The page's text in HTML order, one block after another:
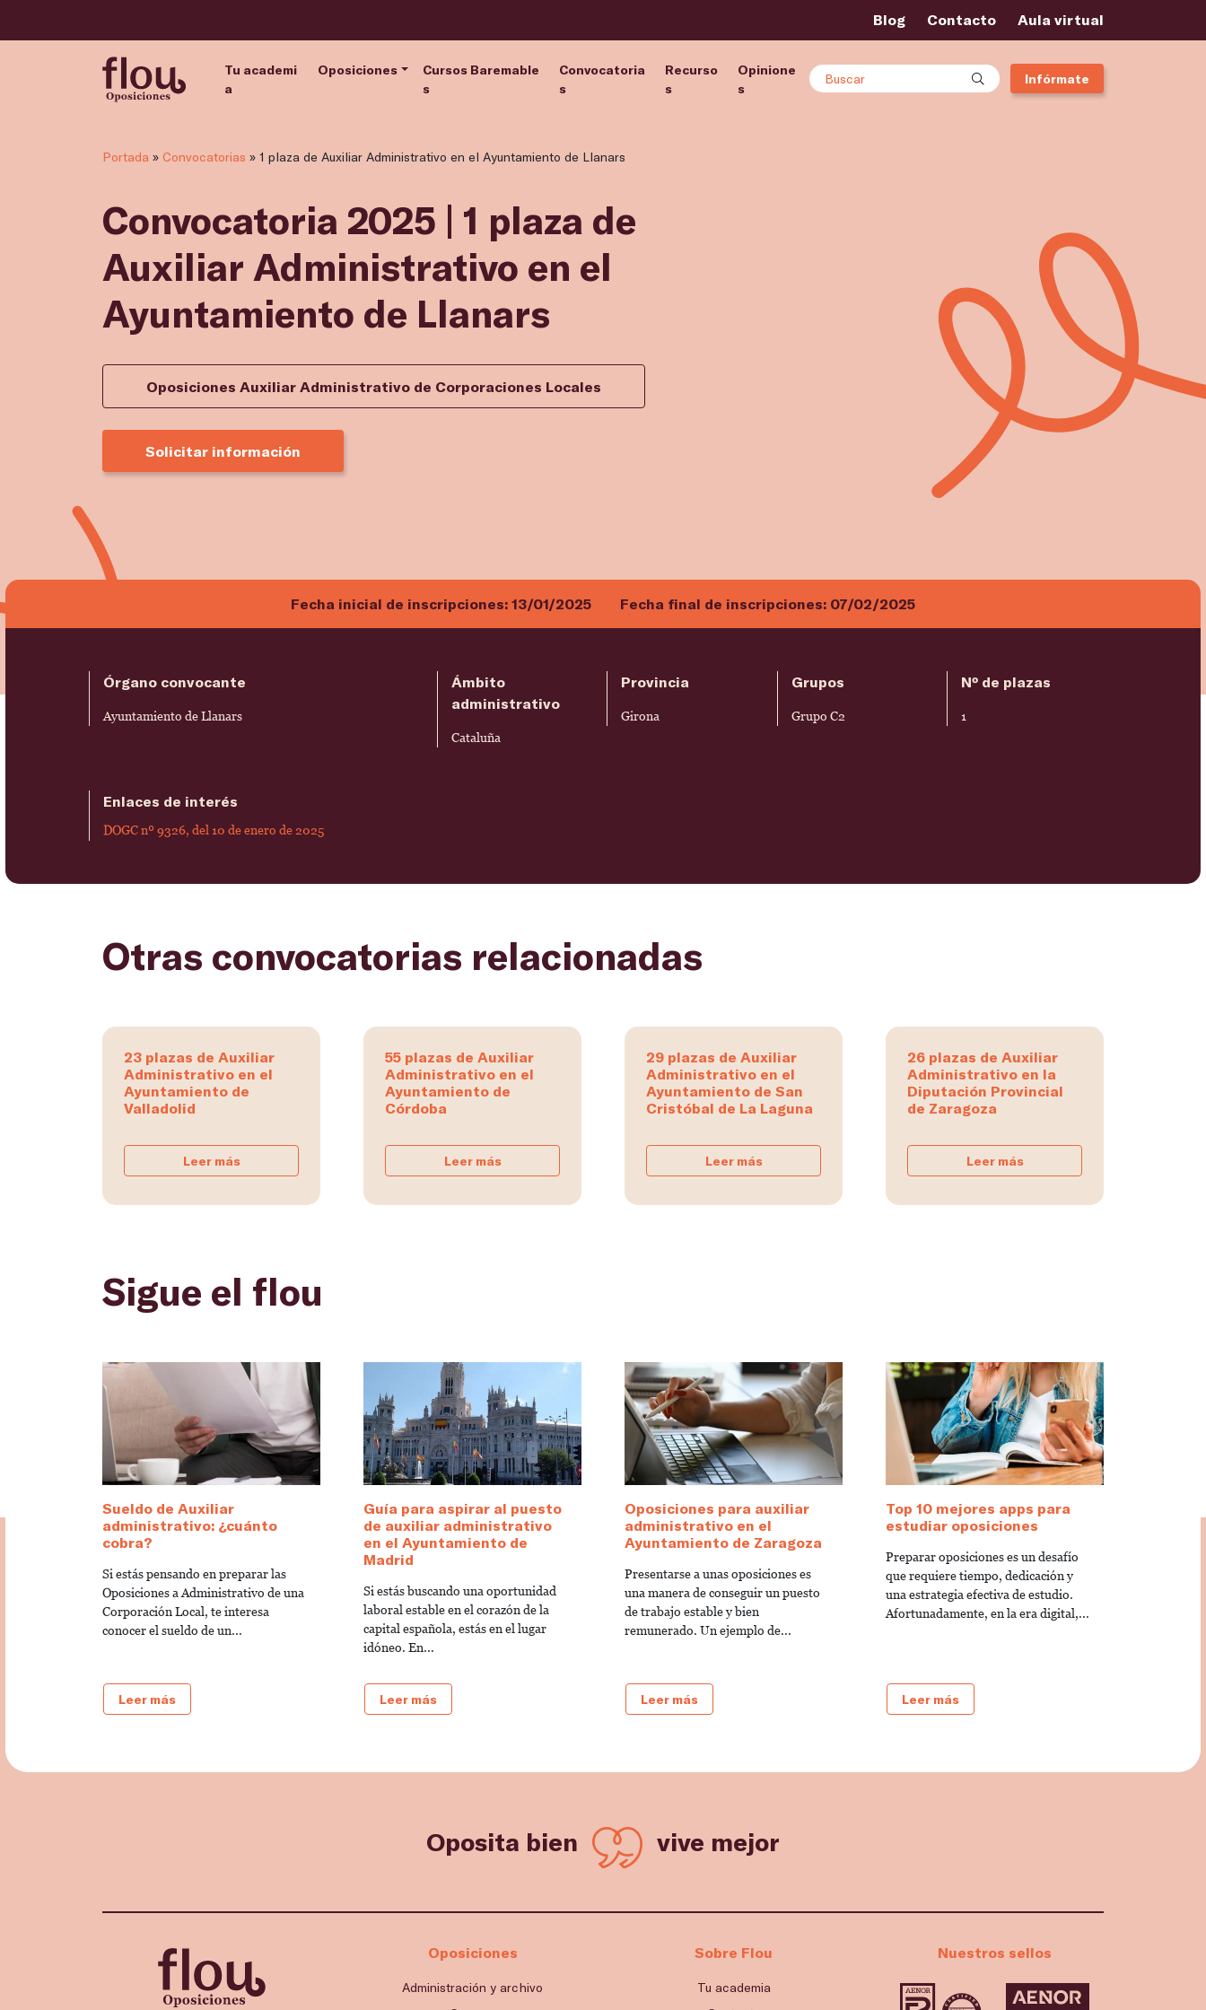
Blog Contacto Aula virtual
Tu academi
a
Oposiciones
Cursos Baremable
s
Convocatoria
s
Recurso
s
Opinione
s
Buscar Infórmate
Portada » Convocatorias » 1 plaza de Auxiliar Administrativo en el Ayuntamiento de Llanars
Convocatoria 2025 | 1 plaza de
Auxiliar Administrativo en el
Ayuntamiento de Llanars
Oposiciones Auxiliar Administrativo de Corporaciones Locales
Solicitar información
Fecha inicial de inscripciones: 13/01/2025 Fecha final de inscripciones: 07/02/2025
Órgano convocante
Ayuntamiento de Llanars
Ámbito
administrativo
Cataluña
Provincia
Girona
Grupos
Grupo C2
Nº de plazas
1
Enlaces de interés
DOGC nº 9326, del 10 de enero de 2025
Otras convocatorias relacionadas
23 plazas de Auxiliar
Administrativo en el
Ayuntamiento de
Valladolid
Leer más
55 plazas de Auxiliar
Administrativo en el
Ayuntamiento de
Córdoba
Leer más
29 plazas de Auxiliar
Administrativo en el
Ayuntamiento de San
Cristóbal de La Laguna
Leer más
26 plazas de Auxiliar
Administrativo en la
Diputación Provincial
de Zaragoza
Leer más
Sigue el flou
Sueldo de Auxiliar
administrativo: ¿cuánto
cobra?
Si estás pensando en preparar las
Oposiciones a Administrativo de una
Corporación Local, te interesa
conocer el sueldo de un...
Leer más
Guía para aspirar al puesto
de auxiliar administrativo
en el Ayuntamiento de
Madrid
Si estás buscando una oportunidad
laboral estable en el corazón de la
capital española, estás en el lugar
idóneo. En...
Leer más
Oposiciones para auxiliar
administrativo en el
Ayuntamiento de Zaragoza
Presentarse a unas oposiciones es
una manera de conseguir un puesto
de trabajo estable y bien
remunerado. Un ejemplo de...
Leer más
Top 10 mejores apps para
estudiar oposiciones
Preparar oposiciones es un desafío
que requiere tiempo, dedicación y
una estrategia efectiva de estudio.
Afortunadamente, en la era digital,...
Leer más
Oposita bien vive mejor
Oposiciones
Administración y archivo
Sobre Flou
Tu academia
Nuestros sellos